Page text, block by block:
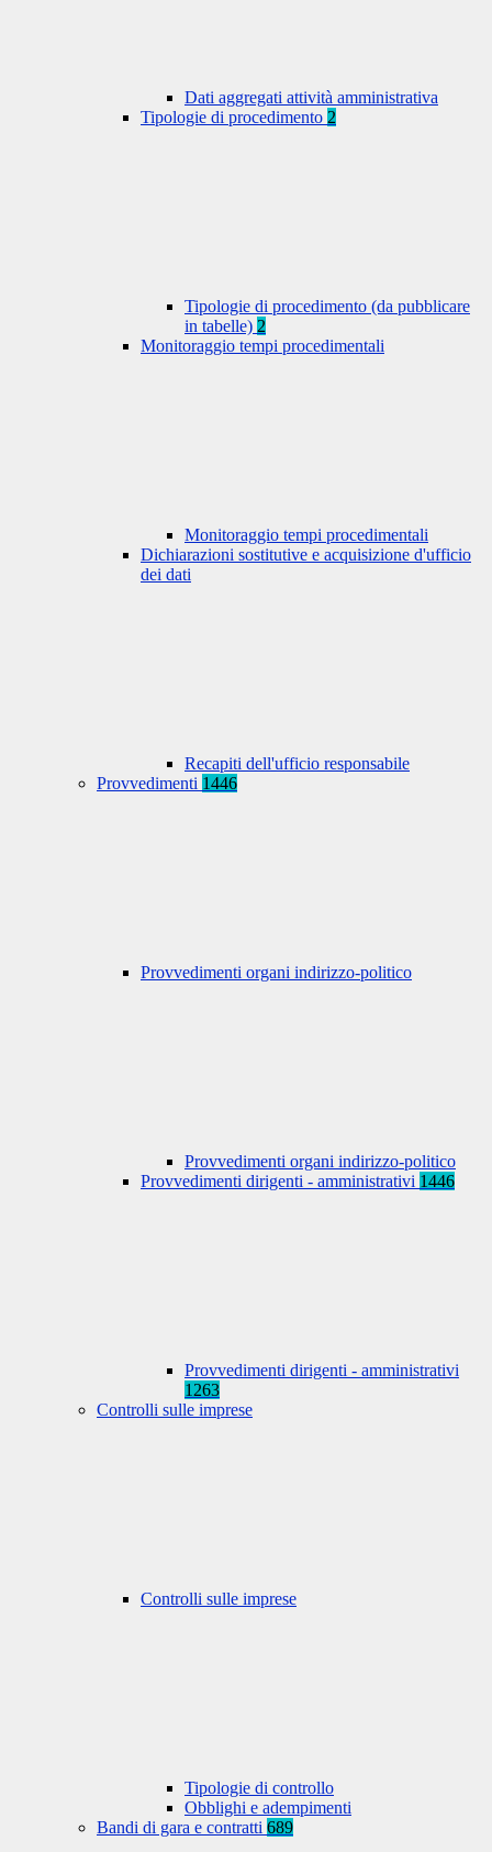
Dati aggregati attività amministrativa
Tipologie di procedimento 2
Tipologie di procedimento (da pubblicare
in tabelle) 2
Monitoraggio tempi procedimentali
Monitoraggio tempi procedimentali
Dichiarazioni sostitutive e acquisizione d'ufficio
dei dati
Recapiti dell'ufficio responsabile
Provvedimenti 1446
Provvedimenti organi indirizzo-politico
Provvedimenti organi indirizzo-politico
Provvedimenti dirigenti - amministrativi 1446
Provvedimenti dirigenti - amministrativi
1263
Controlli sulle imprese
Controlli sulle imprese
Tipologie di controllo
Obblighi e adempimenti
Bandi di gara e contratti 689